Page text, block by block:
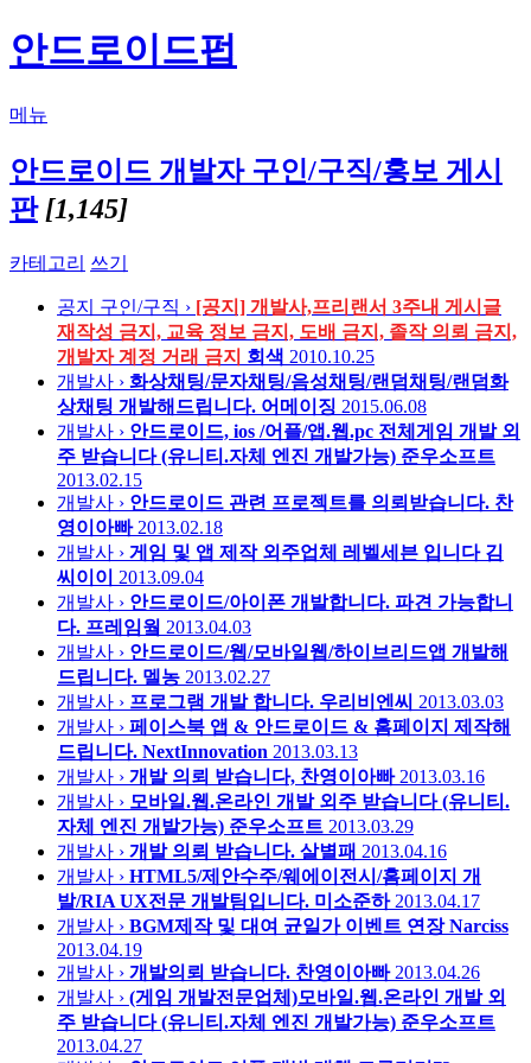
안드로이드펍
메뉴
안드로이드 개발자 구인/구직/홍보 게시
판 [1,145]
카테고리 쓰기
공지 구인/구직 › [공지] 개발사,프리랜서 3주내 게시글
재작성 금지, 교육 정보 금지, 도배 금지, 졸작 의뢰 금지,
개발자 계정 거래 금지 회색 2010.10.25
개발사 › 화상채팅/문자채팅/음성채팅/랜덤채팅/랜덤화
상채팅 개발해드립니다. 어메이징 2015.06.08
개발사 › 안드로이드, ios /어플/앱.웹.pc 전체게임 개발 외
주 받습니다 (유니티.자체 엔진 개발가능) 준우소프트
2013.02.15
개발사 › 안드로이드 관련 프로젝트를 의뢰받습니다. 찬
영이아빠 2013.02.18
개발사 › 게임 및 앱 제작 외주업체 레벨세븐 입니다 김
씨이이
2013.09.04
개발사 › 안드로이드/아이폰 개발합니다. 파견 가능합니
다. 프레임웤 2013.04.03
개발사 › 안드로이드/웹/모바일웹/하이브리드앱 개발해
드립니다. 멜농 2013.02.27
개발사 › 프로그램 개발 합니다. 우리비엔씨 2013.03.03
개발사 › 페이스북 앱 & 안드로이드 & 홈페이지 제작해
드립니다. NextInnovation 2013.03.13
개발사 › 개발 의뢰 받습니다, 찬영이아빠 2013.03.16
개발사 › 모바일.웹.온라인 개발 외주 받습니다 (유니티.
자체 엔진 개발가능) 준우소프트 2013.03.29
개발사 › 개발 의뢰 받습니다. 살별패 2013.04.16
개발사 › HTML5/제안수주/웨에이전시/홈페이지 개
발/RIA UX전문 개발팀입니다. 미소준하 2013.04.17
개발사 › BGM제작 및 대여 균일가 이벤트 연장 Narciss
2013.04.19
개발사 › 개발의뢰 받습니다. 찬영이아빠 2013.04.26
개발사 › (게임 개발전문업체)모바일.웹.온라인 개발 외
주 받습니다 (유니티.자체 엔진 개발가능) 준우소프트
2013.04.27